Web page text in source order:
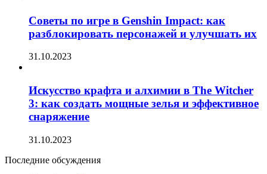
Советы по игре в Genshin Impact: как
разблокировать персонажей и улучшать их
31.10.2023
Искусство крафта и алхимии в The Witcher
3: как создать мощные зелья и эффективное
снаряжение
31.10.2023
Последние обсуждения